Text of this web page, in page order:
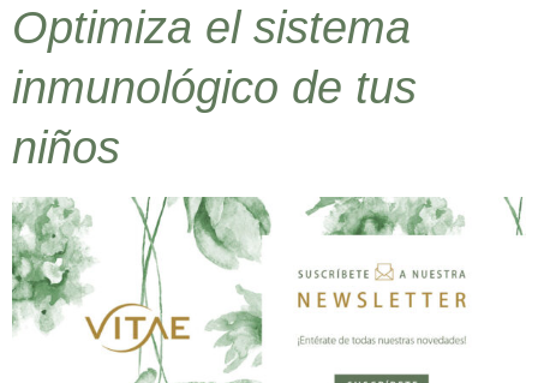
Optimiza el sistema
inmunológico de tus
niños